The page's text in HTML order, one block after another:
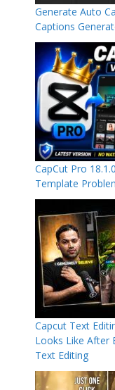
Generate Auto
Captions
CapCut Pro
Template
Capcut Text
Looks Like After
Text Editing